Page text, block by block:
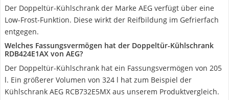
Der Doppeltür-Kühlschrank der Marke AEG verfügt über eine
Low-Frost-Funktion. Diese wirkt der Reifbildung im Gefrierfach
entgegen.
Welches Fassungsvermögen hat der Doppeltür-Kühlschrank
RDB424E1AX von AEG?
Der Doppeltür-Kühlschrank hat ein Fassungsvermögen von 205
l. Ein größerer Volumen von 324 l hat zum Beispiel der
Kühlschrank AEG RCB732E5MX aus unserem Produktvergleich.